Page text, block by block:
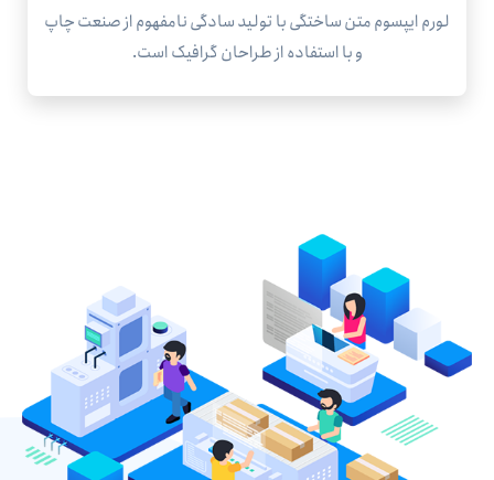
لورم ایپسوم متن ساختگی با تولید سادگی نامفهوم از صنعت چاپ
و با استفاده از طراحان گرافیک است.